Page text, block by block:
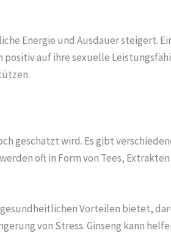
Energie und Ausdauer steigert.
auf ihre sexuelle
geschätzt wird. Es gibt
oft in Form von Tees,
Vorteilen bietet,
von Stress. Ginseng kann